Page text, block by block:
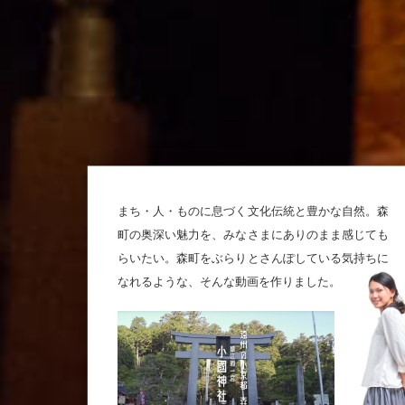
まち・人・ものに息づく文化伝統と豊かな自然。森
町の奥深い魅力を、みなさまにありのまま感じても
らいたい。森町をぶらりとさんぽしている気持ちに
なれるような、そんな動画を作りました。